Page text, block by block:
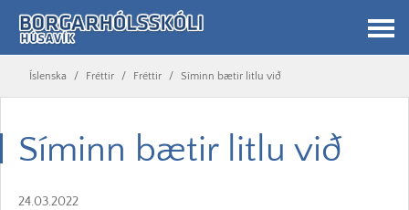
Íslenska / Fréttir / Fréttir / Síminn bætir litlu við
Síminn bætir litlu við
24.03.2022